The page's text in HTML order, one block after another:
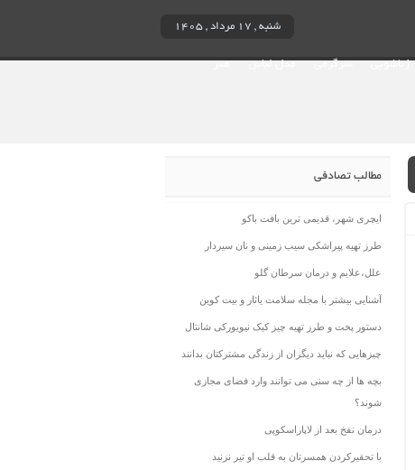
شنبه , ۱۷ مرداد , ۱۴۰۵
مطالب تصادفی
ایچری شهر، قدیمی ترین بافت باکو
طرز تهیه پیراشکی سیب زمینی و نان سیردار
علل،علایم و درمان سرطان گلو
آشنایی بیشتر با مجله سلامت یاثار و بیت کوین
دستور پخت و طرز تهیه چیز کیک نیویورکی شانتال
چیزهایی که نباید دیگران از زندگی مشترکتان بدانند
بچه ها از چه سنی می توانند وارد فضای مجازی
شوند؟
درمان نفخ بعد از لاپاراسکوپی
با تحقیرکردن همسرتان به قلب او تیر نزنید